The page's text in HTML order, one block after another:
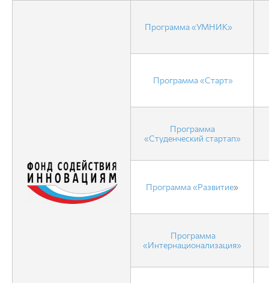
Программа «УМНИК»
Программа «Старт»
Программа
«Студенческий стартап»
Программа «Развитие»
Программа
«Интернационализация»